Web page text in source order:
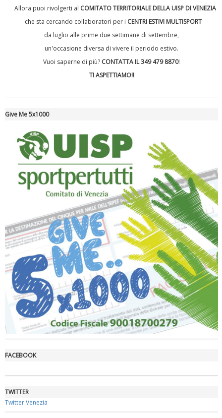
Tiziano Pesce a Radio InBlu2000 traccia il bilancio della stagione
Ddl Lobby, Uisp: “Il Parlamento valorizzi le nostre specificità"
Allora puoi rivolgerti al COMITATO TERRITORIALE DELLA UISP DI VENEZIA
che sta cercando collaboratori per i CENTRI ESTIVI MULTISPORT
da luglio alle prime due settimane di settembre,
un'occasione diversa di vivere il periodo estivo.
Vuoi saperne di più? CONTATTA IL 349 479 8870!
TI ASPETTIAMO!!
Give Me 5x1000
FACEBOOK
TWITTER
Twitter Venezia